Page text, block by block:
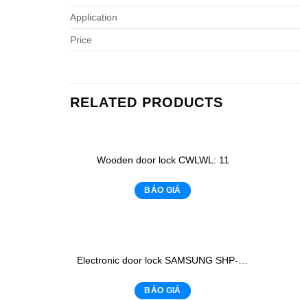
Application
Price
RELATED PRODUCTS
Wooden door lock CWLWL: 11
BÁO GIÁ
BÁO GIÁ